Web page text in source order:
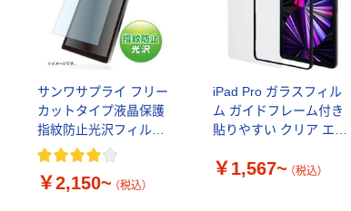
サンワサプライ フリー
カットタイプ液晶保護
指紋防止光沢フィルム
LCD KFP
￥2,150~ （税込）
iPad Pro ガラスフィル
ム ガイドフレーム付き
貼りやすい クリア エレ
￥1,567~ （税込）